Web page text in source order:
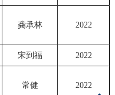
龚承林 2022
宋到福 2022
常健 2022